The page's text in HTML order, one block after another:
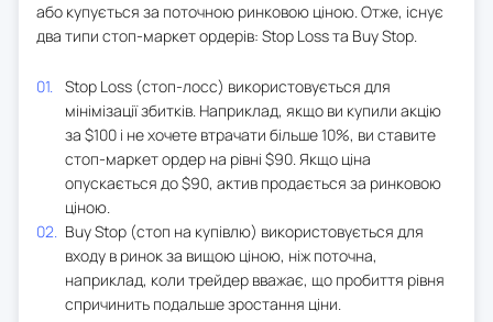
або купується за поточною ринковою ціною. Отже, існує
два типи стоп-маркет ордерів: Stop Loss та Buy Stop.
Stop Loss (стоп-лосс) використовується для
мінімізації збитків. Наприклад, якщо ви купили акцію
за $100 і не хочете втрачати більше 10%, ви ставите
стоп-маркет ордер на рівні $90. Якщо ціна
опускається до $90, актив продається за ринковою
ціною.
Buy Stop (стоп на купівлю) використовується для
входу в ринок за вищою ціною, ніж поточна,
наприклад, коли трейдер вважає, що пробиття рівня
спричинить подальше зростання ціни.